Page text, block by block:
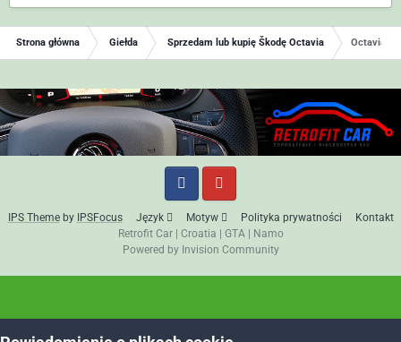
Strona główna Giełda Sprzedam lub kupię Škodę Octavia Octavia
IPS Themeby IPSFocus Język Motyw Polityka prywatności
Kontakt
Retrofit Car| Croatia GTA|
Namo
Powered by Invision Community